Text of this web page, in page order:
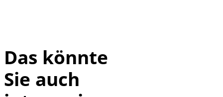
Das könnte
Sie auch